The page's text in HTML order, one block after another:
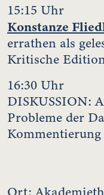
15:15 Uhr
Konstanze
errathen als
Kritische
16:30 Uhr
DISKUSSION:
Probleme der
Kommentierung